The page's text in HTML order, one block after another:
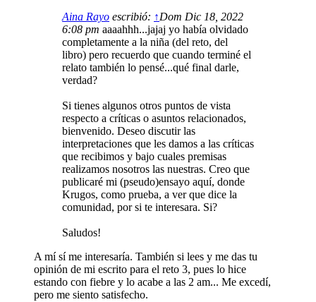
Aina Rayo escribió: ↑Dom Dic 18, 2022
6:08 pm aaaahhh...jajaj yo había olvidado
completamente a la niña (del reto, del
libro) pero recuerdo que cuando terminé el
relato también lo pensé...qué final darle,
verdad?
Si tienes algunos otros puntos de vista
respecto a críticas o asuntos relacionados,
bienvenido. Deseo discutir las
interpretaciones que les damos a las críticas
que recibimos y bajo cuales premisas
realizamos nosotros las nuestras. Creo que
publicaré mi (pseudo)ensayo aquí, donde
Krugos, como prueba, a ver que dice la
comunidad, por si te interesara. Si?
Saludos!
A mí sí me interesaría. También si lees y me das tu
opinión de mi escrito para el reto 3, pues lo hice
estando con fiebre y lo acabe a las 2 am... Me excedí,
pero me siento satisfecho.